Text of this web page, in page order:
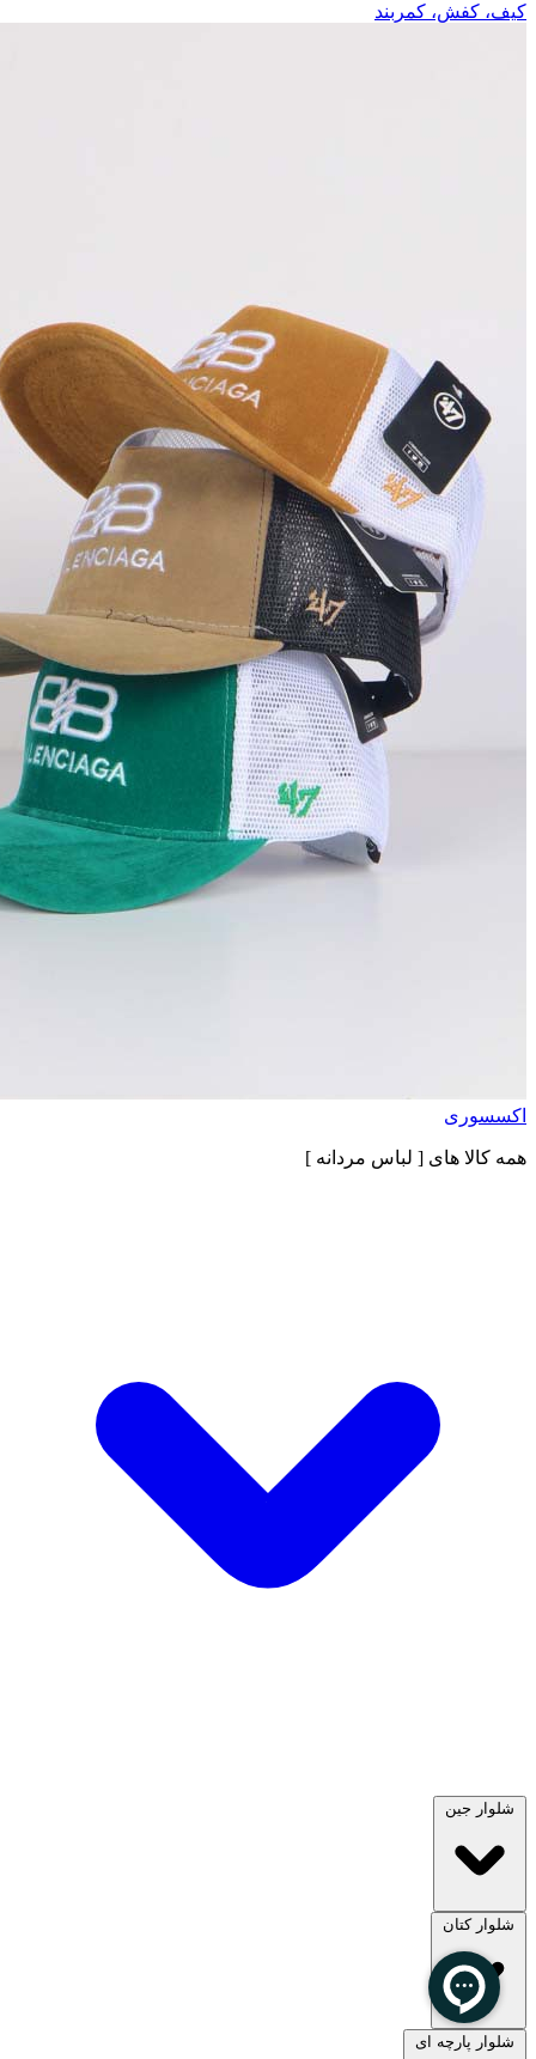
کیف، کفش، کمربند
اکسسوری
همه کالا های [ لباس مردانه ]
شلوار جین
مشاهده همه
شلوار کتان
شلوار پارچه ای